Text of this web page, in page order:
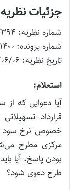
جزئیات نظریه
شماره نظریه: ۷/۱۴۰۰/۳۹۴
شماره پرونده: ۱۴۰۰-۱۳۷-۳۹۴ ح
تاریخ نظریه: ۱۴۰۰/۰۶/۰۶
استعلام:
آیا دعوایی که
قرارداد
خصوص نرخ سود و
مرکزی مطرح
بودن پاسخ، آیا
طرح دعوی شود؟